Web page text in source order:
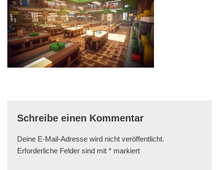
Schreibe einen Kommentar
Deine E-Mail-Adresse wird nicht veröffentlicht.
Erforderliche Felder sind mit * markiert